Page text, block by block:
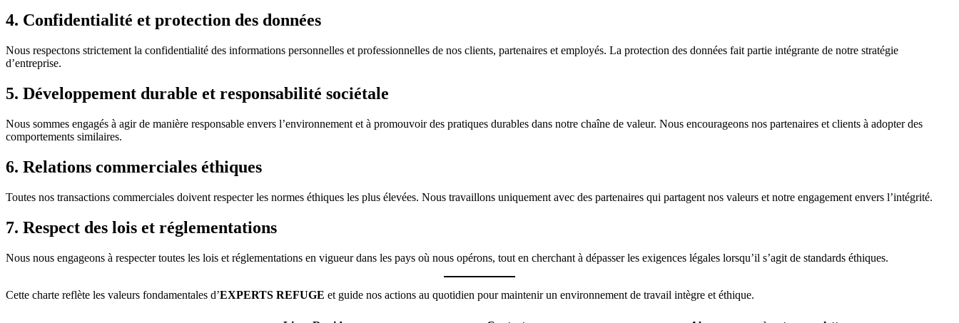
4. Confidentialité et protection des données
Nous respectons strictement la confidentialité des informations personnelles et professionnelles de nos clients, partenaires et employés. La protection des données fait partie intégrante de notre stratégie
d’entreprise.
5. Développement durable et responsabilité sociétale
Nous sommes engagés à agir de manière responsable envers l’environnement et à promouvoir des pratiques durables dans notre chaîne de valeur. Nous encourageons nos partenaires et clients à adopter des
comportements similaires.
6. Relations commerciales éthiques
Toutes nos transactions commerciales doivent respecter les normes éthiques les plus élevées. Nous travaillons uniquement avec des partenaires qui partagent nos valeurs et notre engagement envers l’intégrité.
7. Respect des lois et réglementations
Nous nous engageons à respecter toutes les lois et réglementations en vigueur dans les pays où nous opérons, tout en cherchant à dépasser les exigences légales lorsqu’il s’agit de standards éthiques.
Cette charte reflète les valeurs fondamentales d’EXPERTS REFUGE et guide nos actions au quotidien pour maintenir un environnement de travail intègre et éthique.